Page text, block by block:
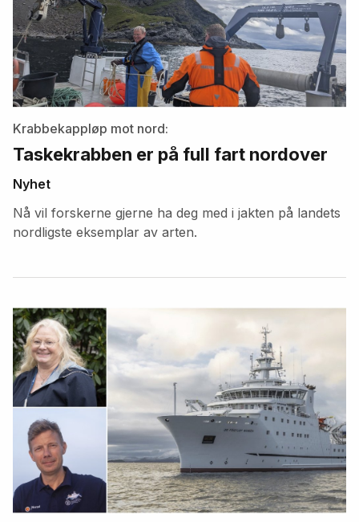
Krabbekappløp mot nord:
Taskekrabben er på full fart nordover
Nyhet
Nå vil forskerne gjerne ha deg med i jakten på landets
nordligste eksemplar av arten.